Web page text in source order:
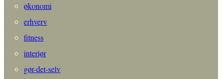
økonomi
erhverv
fitness
interiør
gør-det-selv